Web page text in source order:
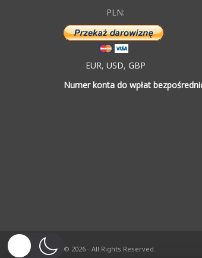
PLN:
EUR, USD, GBP
Numer konta do wpłat
© 2026 - All Rights Reserved.